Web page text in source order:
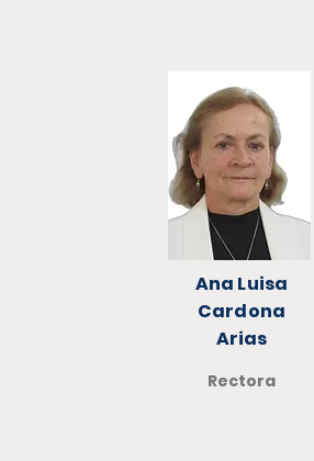
Ana Luisa
Cardona
Arias
Rectora